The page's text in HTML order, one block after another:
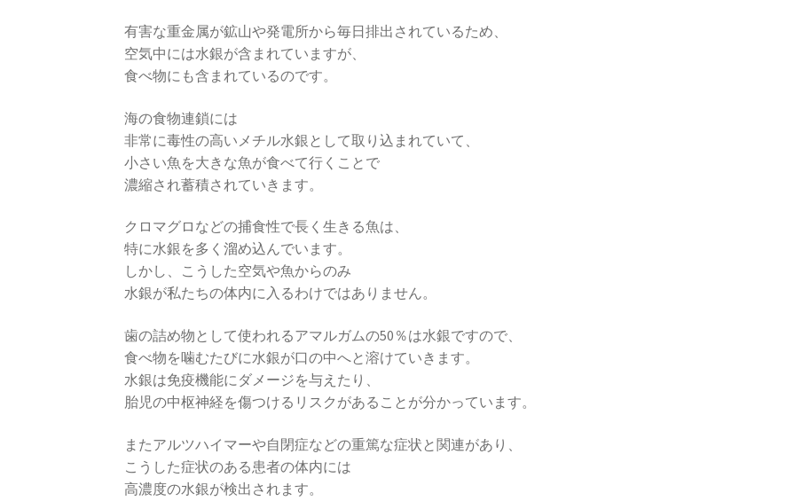
有害な重金属が鉱山や発電所から毎日排出されているため、
空気中には水銀が含まれていますが、
食べ物にも含まれているのです。
海の食物連鎖には
非常に毒性の高いメチル水銀として取り込まれていて、
小さい魚を大きな魚が食べて行くことで
濃縮され蓄積されていきます。
クロマグロなどの捕食性で長く生きる魚は、
特に水銀を多く溜め込んでいます。
しかし、こうした空気や魚からのみ
水銀が私たちの体内に入るわけではありません。
歯の詰め物として使われるアマルガムの50％は水銀ですので、
食べ物を噛むたびに水銀が口の中へと溶けていきます。
水銀は免疫機能にダメージを与えたり、
胎児の中枢神経を傷つけるリスクがあることが分かっています。
またアルツハイマーや自閉症などの重篤な症状と関連があり、
こうした症状のある患者の体内には
高濃度の水銀が検出されます。